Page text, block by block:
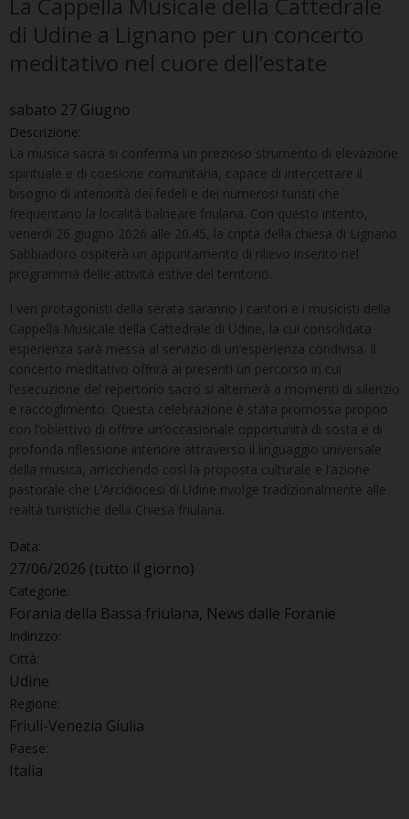
di Udine a Lignano per un concerto
meditativo nel cuore dell’estate
sabato 27 Giugno
Descrizione:
La musica sacra si conferma un prezioso strumento di elevazione
spirituale e di coesione comunitaria, capace di intercettare il
bisogno di interiorità dei fedeli e dei numerosi turisti che
frequentano la località balneare friulana. Con questo intento,
venerdì 26 giugno 2026 alle 20.45, la cripta della chiesa di Lignano
Sabbiadoro ospiterà un appuntamento di rilievo inserito nel
programma delle attività estive del territorio.
I veri protagonisti della serata saranno i cantori e i musicisti della
Cappella Musicale della Cattedrale di Udine, la cui consolidata
esperienza sarà messa al servizio di un’esperienza condivisa. Il
concerto meditativo offrirà ai presenti un percorso in cui
l’esecuzione del repertorio sacro si alternerà a momenti di silenzio
e raccoglimento. Questa celebrazione è stata promossa proprio
con l’obiettivo di offrire un’occasionale opportunità di sosta e di
profonda riflessione interiore attraverso il linguaggio universale
della musica, arricchendo così la proposta culturale e l’azione
pastorale che L’Arcidiocesi di Udine rivolge tradizionalmente alle
realtà turistiche della Chiesa friulana.
Data:
27/06/2026 (tutto il giorno)
Categorie:
Forania della Bassa friulana, News dalle Foranie
Indirizzo:
Città:
Udine
Regione:
Friuli-Venezia Giulia
Paese:
Italia